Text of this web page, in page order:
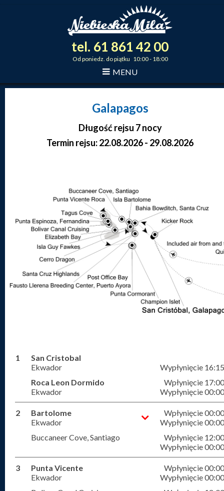
tel. 61 861 42 00
Od poniedz. do piątku 10:00 - 18:00
MENU
Galapagos
Długość rejsu 7 nocy
Termin rejsu: 22.08.2026 - 29.08.2026
1
San Cristobal
Ekwador
Wypłynięcie 16:15
Roca Leon Dormido
Ekwador
Wpłynięcie 17:00
Wypłynięcie 00:00
2
Bartolome
Ekwador
Wpłynięcie 00:00
Wypłynięcie 00:00
Buccaneer Cove, Santiago
Wpłynięcie 12:00
Wypłynięcie 00:00
3
Punta Vicente
Ekwador
Wpłynięcie 00:00
Wypłynięcie 00:00